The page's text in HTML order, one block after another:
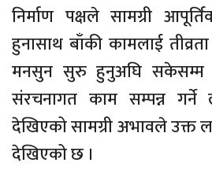
निर्माण पक्षले सामग्री
हुनासाथ बाँकी कामलाई
मनसुन सुरु हुनुअघि सकेसम्म
संरचनागत काम सम्पन्न
देखिएको सामग्री अभावले उक्त
देखिएको छ ।